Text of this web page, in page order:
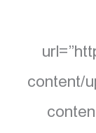
content/